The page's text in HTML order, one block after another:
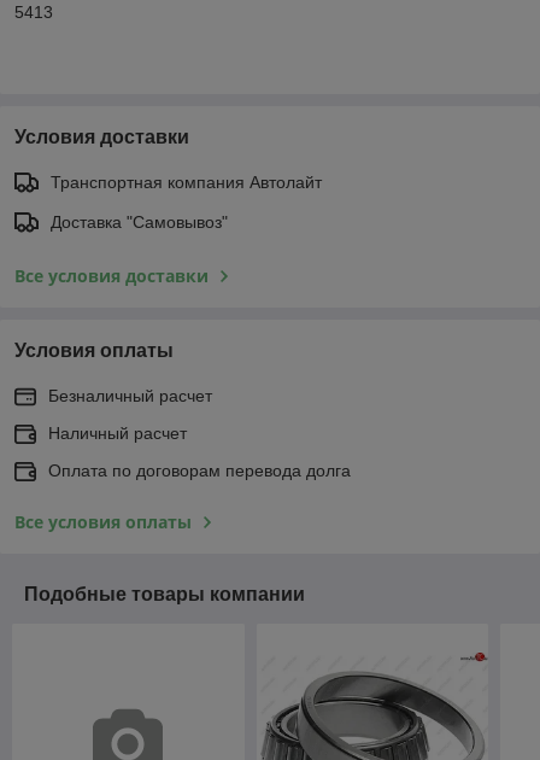
5413
Условия доставки
Транспортная компания Автолайт
Доставка "Самовывоз"
Все условия доставки
Условия оплаты
Безналичный расчет
Наличный расчет
Оплата по договорам перевода долга
Все условия оплаты
Подобные товары компании